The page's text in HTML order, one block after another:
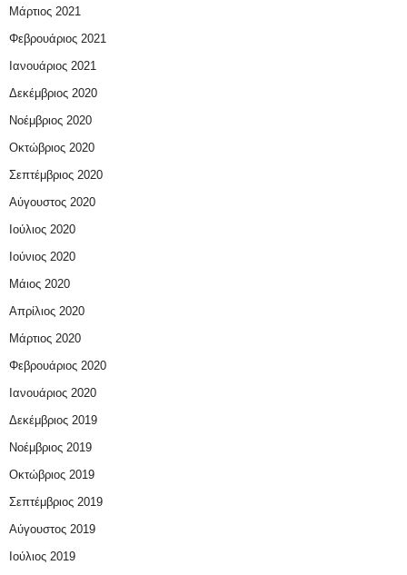
Μάρτιος 2021
Φεβρουάριος 2021
Ιανουάριος 2021
Δεκέμβριος 2020
Νοέμβριος 2020
Οκτώβριος 2020
Σεπτέμβριος 2020
Αύγουστος 2020
Ιούλιος 2020
Ιούνιος 2020
Μάιος 2020
Απρίλιος 2020
Μάρτιος 2020
Φεβρουάριος 2020
Ιανουάριος 2020
Δεκέμβριος 2019
Νοέμβριος 2019
Οκτώβριος 2019
Σεπτέμβριος 2019
Αύγουστος 2019
Ιούλιος 2019